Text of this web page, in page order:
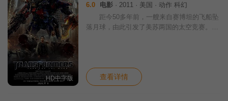
HD中字版
6.0 电影 · 2011 · 美国 · 动作 科幻
距今50多年前，一艘来自赛博坦的飞船坠
落月球，由此引发了美苏两国的太空竞赛。人
查看详情